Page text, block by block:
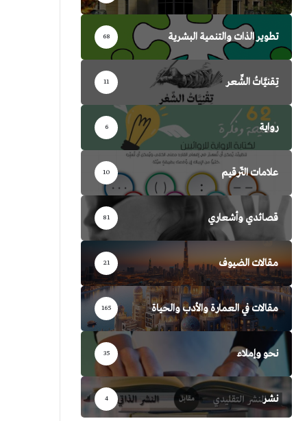
تطوير الذات والتنمية البشرية 68
تِقنيَّاتُ الشِّعر 11
رواية 6
علامات التّرقيم 10
قصائدي وأشعاري 81
مقالات الضيوف 21
مقالات في العمارة والأدب والحياة 165
نحو وإملاء 35
نشر 4